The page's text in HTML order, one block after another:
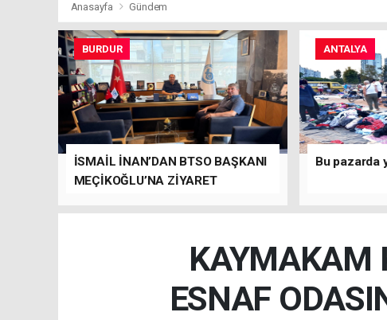
Anasayfa Gündem
BURDUR
İSMAİL İNAN’DAN BTSO BAŞKANI
MEÇİKOĞLU’NA ZİYARET
ANTALYA
Bu pazarda
KAYMAKAM
ESNAF